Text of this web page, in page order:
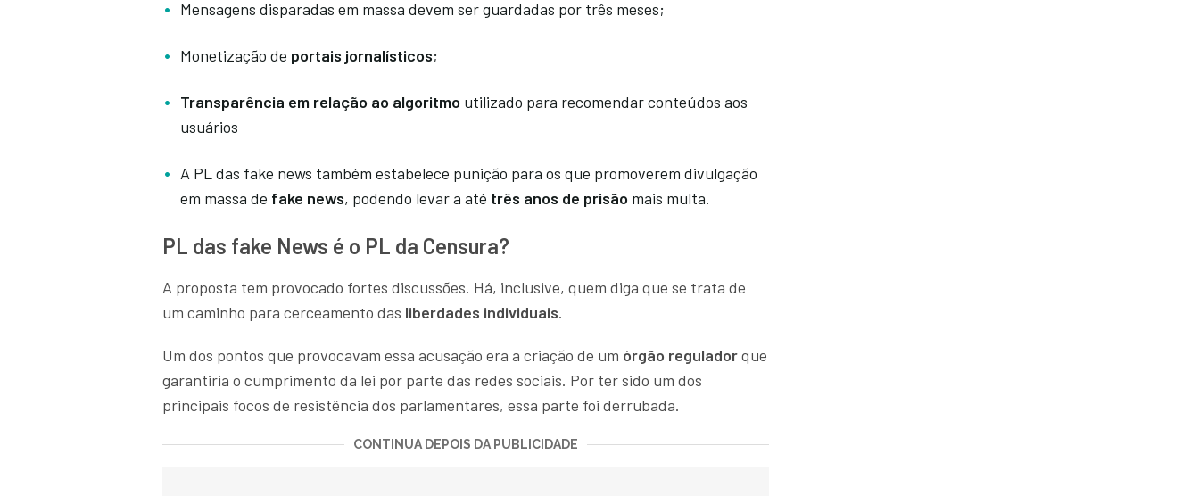
Mensagens disparadas em massa devem ser guardadas por três meses;
Monetização de portais jornalísticos;
Transparência em relação ao algoritmo utilizado para recomendar conteúdos aos
usuários
A PL das fake news também estabelece punição para os que promoverem divulgação
em massa de fake news, podendo levar a até três anos de prisão mais multa.
PL das fake News é o PL da Censura?
A proposta tem provocado fortes discussões. Há, inclusive, quem diga que se trata de
um caminho para cerceamento das liberdades individuais.
Um dos pontos que provocavam essa acusação era a criação de um órgão reguladorque
garantiria o cumprimento da lei por parte das redes sociais. Por ter sido um dos
principais focos de resistência dos parlamentares, essa parte foi derrubada.
CONTINUA DEPOIS DA PUBLICIDADE